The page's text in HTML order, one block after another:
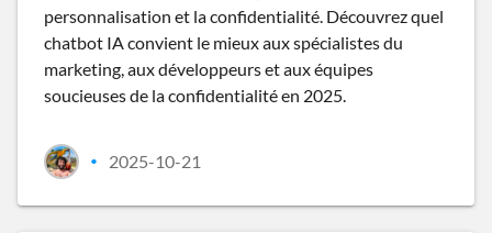
personnalisation et la confidentialité. Découvrez quel
chatbot IA convient le mieux aux spécialistes du
marketing, aux développeurs et aux équipes
soucieuses de la confidentialité en 2025.
• 2025-10-21